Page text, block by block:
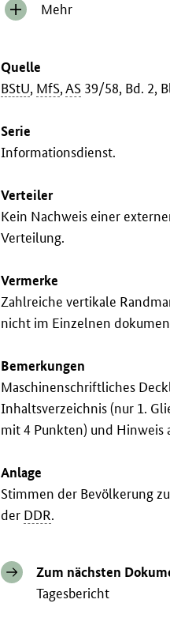
Inhalt
Mehr
Quelle
BStU, MfS,AS 39/58, Bd. 2,
Serie
Informationsdienst.
Verteiler
Kein Nachweis einer
Verteilung.
Vermerke
Zahlreiche vertikale
nicht im Einzelnen
Bemerkungen
Maschinenschriftliches
Inhaltsverzeichnis (nur 1.
mit 4 Punkten) und Hinweis
Anlage
Stimmen der Bevölkerung
der DDR.
Zum nächsten
Tagesbericht